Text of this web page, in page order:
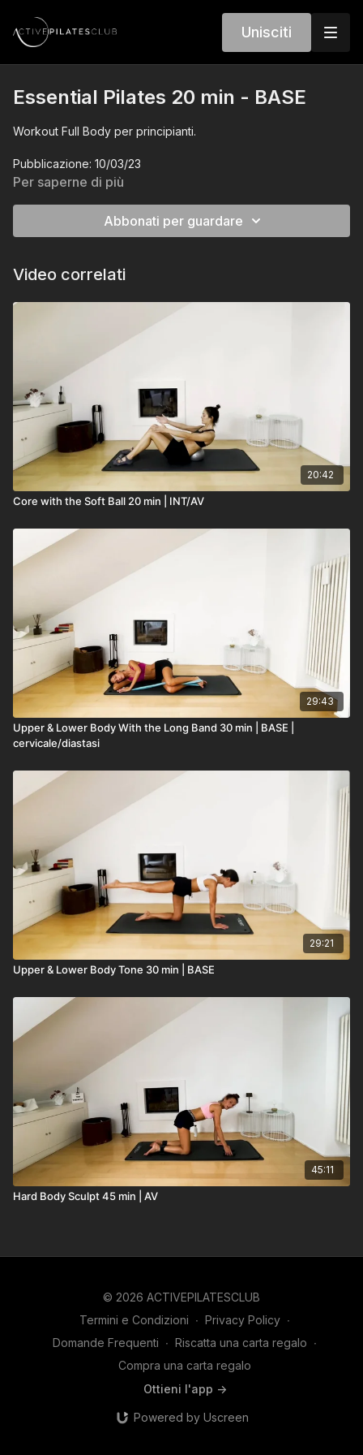
Unisciti
Essential Pilates 20 min - BASE
Workout Full Body per principianti.
Pubblicazione: 10/03/23
Per saperne di più
Abbonati per guardare
Video correlati
20:42
Core with the Soft Ball 20 min | INT/AV
29:43
Upper & Lower Body With the Long Band 30 min | BASE |
cervicale/diastasi
29:21
Upper & Lower Body Tone 30 min | BASE
45:11
Hard Body Sculpt 45 min | AV
© 2026 ACTIVEPILATESCLUB
Termini e Condizioni ∙ Privacy Policy ∙
Domande Frequenti ∙ Riscatta una carta regalo ∙
Compra una carta regalo
Ottieni l'app ->
Powered by Uscreen